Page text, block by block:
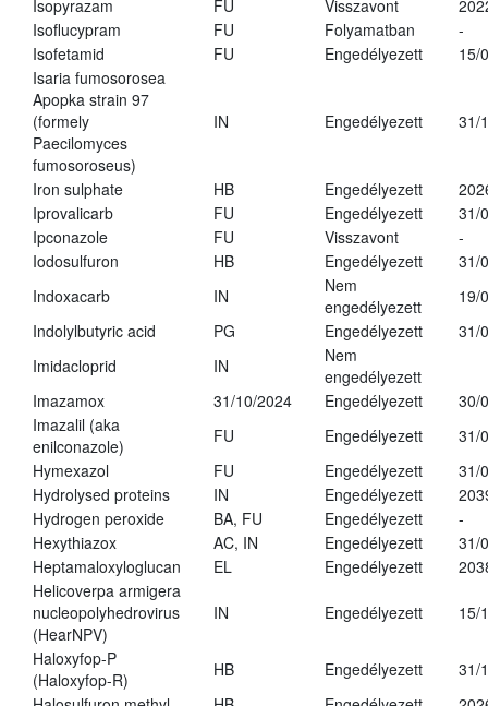
Isopyrazam
FU Visszavont
Isoflucypram
FU Folyamatban
-
Isofetamid
FU Engedélyezett
15/
Isaria fumosorosea
Apopka strain 97
(formely
Paecilomyces
fumosoroseus)
IN Engedélyezett 31/
Iron sulphate HB Engedélyezett
Iprovalicarb
FU Engedélyezett
31/
Ipconazole
FU Visszavont
-
Iodosulfuron
HB Engedélyezett
31/
Indoxacarb
IN
Nem
engedélyezett
19/
Indolylbutyric acid
PG Engedélyezett
31/
Imidacloprid
IN
Nem
engedélyezett
Imazamox
31/10/2024 Engedélyezett
30/
Imazalil (aka
enilconazole)
FU Engedélyezett
31/
Hymexazol
FU Engedélyezett
31/
Hydrolysed proteins
IN Engedélyezett
Hydrogen peroxide
BA, FU Engedélyezett
-
Hexythiazox
AC, IN Engedélyezett
31/
Heptamaloxyloglucan
EL Engedélyezett
Helicoverpa armigera
nucleopolyhedrovirus
(HearNPV)
IN Engedélyezett 15/
Haloxyfop-P
(Haloxyfop-R)
HB Engedélyezett
31/